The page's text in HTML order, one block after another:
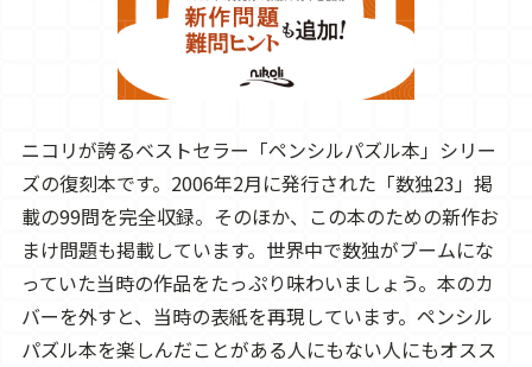
ニコリが誇るベストセラー「ペンシルパズル本」シリー
ズの復刻本です。2006年2月に発行された「数独23」掲
載の99問を完全収録。そのほか、この本のための新作お
まけ問題も掲載しています。世界中で数独がブームにな
っていた当時の作品をたっぷり味わいましょう。本のカ
バーを外すと、当時の表紙を再現しています。ペンシル
パズル本を楽しんだことがある人にもない人にもオスス